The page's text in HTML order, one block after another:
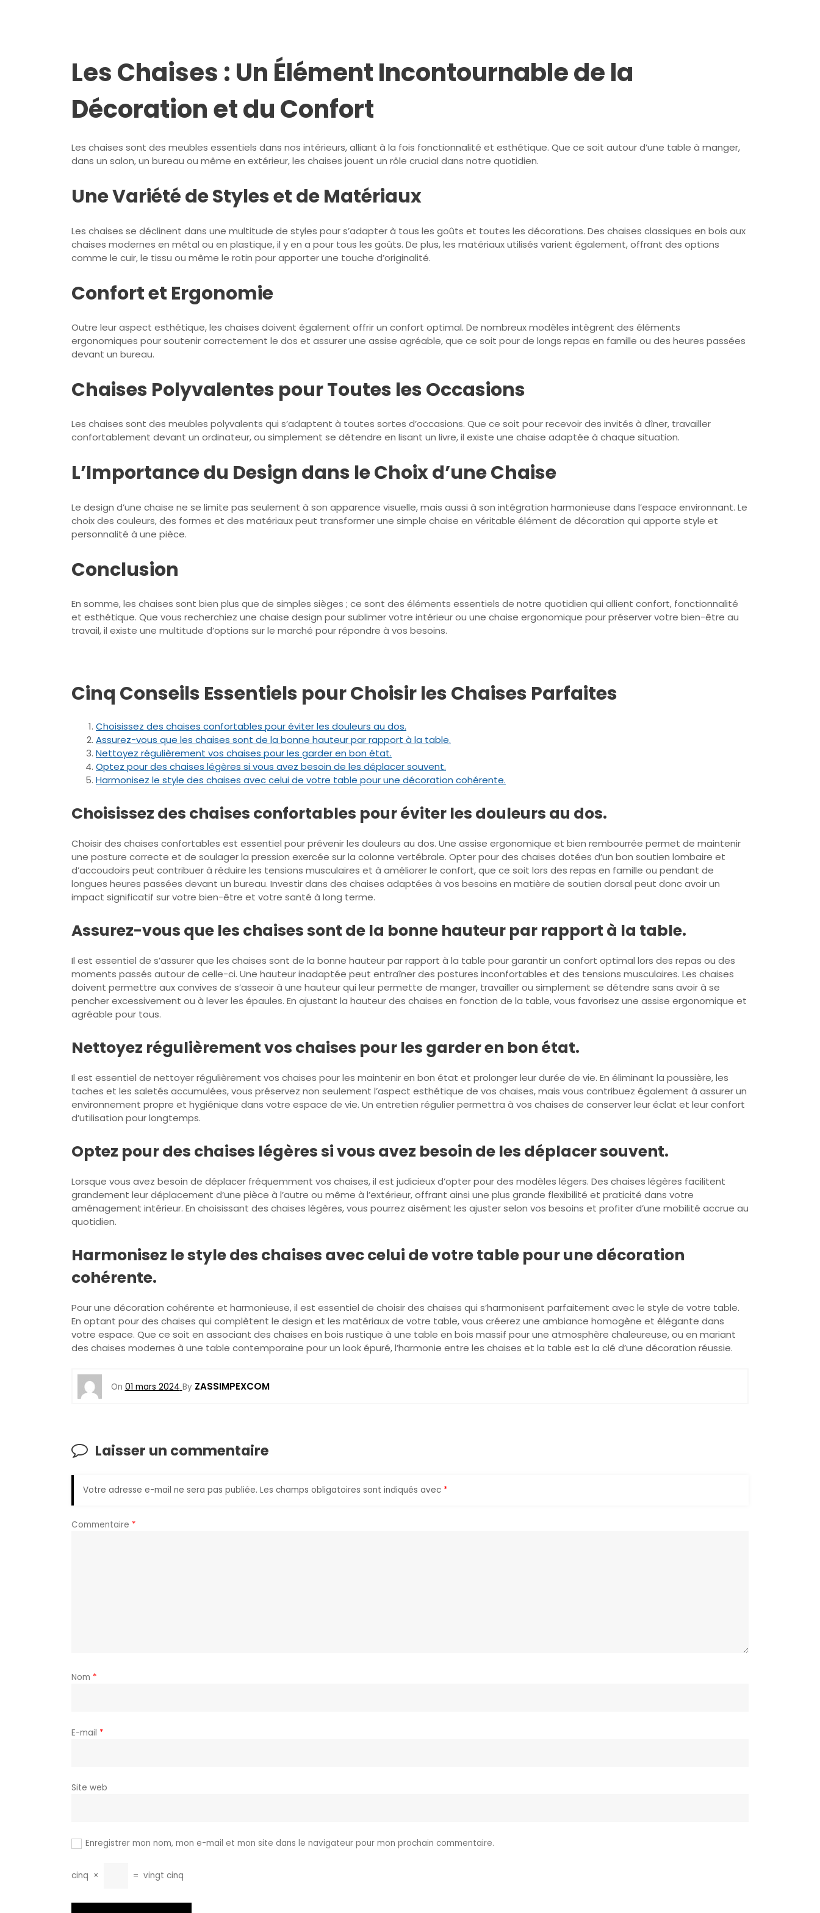
Les Chaises : Un Élément Incontournable de la
Décoration et du Confort
Les chaises sont des meubles essentiels dans nos intérieurs, alliant à la fois fonctionnalité et esthétique. Que ce soit autour d’une table à manger,
dans un salon, un bureau ou même en extérieur, les chaises jouent un rôle crucial dans notre quotidien.
Une Variété de Styles et de Matériaux
Les chaises se déclinent dans une multitude de styles pour s’adapter à tous les goûts et toutes les décorations. Des chaises classiques en bois aux
chaises modernes en métal ou en plastique, il y en a pour tous les goûts. De plus, les matériaux utilisés varient également, offrant des options
comme le cuir, le tissu ou même le rotin pour apporter une touche d’originalité.
Confort et Ergonomie
Outre leur aspect esthétique, les chaises doivent également offrir un confort optimal. De nombreux modèles intègrent des éléments
ergonomiques pour soutenir correctement le dos et assurer une assise agréable, que ce soit pour de longs repas en famille ou des heures passées
devant un bureau.
Chaises Polyvalentes pour Toutes les Occasions
Les chaises sont des meubles polyvalents qui s’adaptent à toutes sortes d’occasions. Que ce soit pour recevoir des invités à dîner, travailler
confortablement devant un ordinateur, ou simplement se détendre en lisant un livre, il existe une chaise adaptée à chaque situation.
L’Importance du Design dans le Choix d’une Chaise
Le design d’une chaise ne se limite pas seulement à son apparence visuelle, mais aussi à son intégration harmonieuse dans l’espace environnant. Le
choix des couleurs, des formes et des matériaux peut transformer une simple chaise en véritable élément de décoration qui apporte style et
personnalité à une pièce.
Conclusion
En somme, les chaises sont bien plus que de simples sièges ; ce sont des éléments essentiels de notre quotidien qui allient confort, fonctionnalité
et esthétique. Que vous recherchiez une chaise design pour sublimer votre intérieur ou une chaise ergonomique pour préserver votre bien-être au
travail, il existe une multitude d’options sur le marché pour répondre à vos besoins.
Cinq Conseils Essentiels pour Choisir les Chaises Parfaites
Choisissez des chaises confortables pour éviter les douleurs au dos.
Assurez-vous que les chaises sont de la bonne hauteur par rapport à la table.
Nettoyez régulièrement vos chaises pour les garder en bon état.
Optez pour des chaises légères si vous avez besoin de les déplacer souvent.
Harmonisez le style des chaises avec celui de votre table pour une décoration cohérente.
Choisissez des chaises confortables pour éviter les douleurs au dos.
Choisir des chaises confortables est essentiel pour prévenir les douleurs au dos. Une assise ergonomique et bien rembourrée permet de maintenir
une posture correcte et de soulager la pression exercée sur la colonne vertébrale. Opter pour des chaises dotées d’un bon soutien lombaire et
d’accoudoirs peut contribuer à réduire les tensions musculaires et à améliorer le confort, que ce soit lors des repas en famille ou pendant de
longues heures passées devant un bureau. Investir dans des chaises adaptées à vos besoins en matière de soutien dorsal peut donc avoir un
impact significatif sur votre bien-être et votre santé à long terme.
Assurez-vous que les chaises sont de la bonne hauteur par rapport à la table.
Il est essentiel de s’assurer que les chaises sont de la bonne hauteur par rapport à la table pour garantir un confort optimal lors des repas ou des
moments passés autour de celle-ci. Une hauteur inadaptée peut entraîner des postures inconfortables et des tensions musculaires. Les chaises
doivent permettre aux convives de s’asseoir à une hauteur qui leur permette de manger, travailler ou simplement se détendre sans avoir à se
pencher excessivement ou à lever les épaules. En ajustant la hauteur des chaises en fonction de la table, vous favorisez une assise ergonomique et
agréable pour tous.
Nettoyez régulièrement vos chaises pour les garder en bon état.
Il est essentiel de nettoyer régulièrement vos chaises pour les maintenir en bon état et prolonger leur durée de vie. En éliminant la poussière, les
taches et les saletés accumulées, vous préservez non seulement l’aspect esthétique de vos chaises, mais vous contribuez également à assurer un
environnement propre et hygiénique dans votre espace de vie. Un entretien régulier permettra à vos chaises de conserver leur éclat et leur confort
d’utilisation pour longtemps.
Optez pour des chaises légères si vous avez besoin de les déplacer souvent.
Lorsque vous avez besoin de déplacer fréquemment vos chaises, il est judicieux d’opter pour des modèles légers. Des chaises légères facilitent
grandement leur déplacement d’une pièce à l’autre ou même à l’extérieur, offrant ainsi une plus grande flexibilité et praticité dans votre
aménagement intérieur. En choisissant des chaises légères, vous pourrez aisément les ajuster selon vos besoins et profiter d’une mobilité accrue au
quotidien.
Harmonisez le style des chaises avec celui de votre table pour une décoration
cohérente.
Pour une décoration cohérente et harmonieuse, il est essentiel de choisir des chaises qui s’harmonisent parfaitement avec le style de votre table.
En optant pour des chaises qui complètent le design et les matériaux de votre table, vous créerez une ambiance homogène et élégante dans
votre espace. Que ce soit en associant des chaises en bois rustique à une table en bois massif pour une atmosphère chaleureuse, ou en mariant
des chaises modernes à une table contemporaine pour un look épuré, l’harmonie entre les chaises et la table est la clé d’une décoration réussie.
On 01 mars 2024 By ZASSIMPEXCOM
Laisser un commentaire
Votre adresse e-mail ne sera pas publiée. Les champs obligatoires sont indiqués avec *
Commentaire *
Nom *
E-mail *
Site web
Enregistrer mon nom, mon e-mail et mon site dans le navigateur pour mon prochain commentaire.
cinq × = vingt cinq